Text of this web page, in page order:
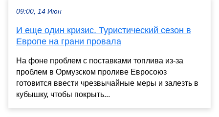
09:00, 14 Июн
И еще один кризис. Туристический сезон в
Европе на грани провала
На фоне проблем с поставками топлива из-за
проблем в Ормузском проливе Евросоюз
готовится ввести чрезвычайные меры и залезть в
кубышку, чтобы покрыть...